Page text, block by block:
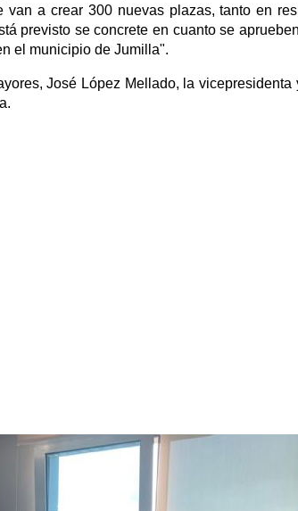
a crear 300 nuevas plazas, tanto en
previsto se concrete en cuanto se
el municipio de Jumilla".
José López Mellado, la vicepresidenta